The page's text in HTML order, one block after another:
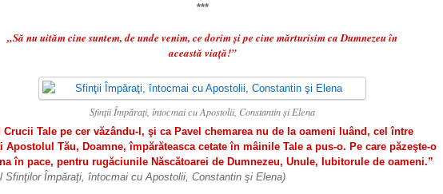
***
„Să nu uităm cine suntem, de unde venim, ce dorim şi pe cine mărturisim ca Dumnezeu în
această viaţă!”
Sfinţii Împăraţi, întocmai cu Apostolii, Constantin şi Elena
Crucii Tale pe cer văzându-l, şi ca Pavel chemarea nu de la oameni luând, cel între
Apostolul Tău, Doamne, împărăteasca cetate în mâinile Tale a pus-o. Pe care păzeşte-o
în pace, pentru rugăciunile Născătoarei de Dumnezeu, Unule, Iubitorule de oameni.”
Sfinţilor Împăraţi, întocmai cu Apostolii, Constantin şi Elena)